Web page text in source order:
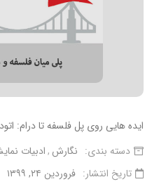
ایده هایی روی پل فلسفه تا درام:
دسته بندی: نگارش ادبیات
تاریخ انتشار: فروردین ۲۴, ۱۳۹۹